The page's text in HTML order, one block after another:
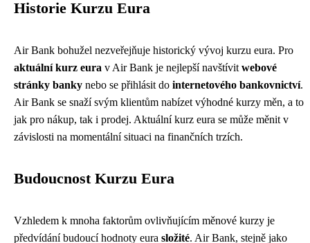
Historie Kurzu Eura
Air Bank bohužel nezveřejňuje historický vývoj kurzu eura. Pro
aktuální kurz eura v Air Bank je nejlepší navštívit webové
stránky banky nebo se přihlásit do internetového bankovnictví.
Air Bank se snaží svým klientům nabízet výhodné kurzy měn, a to
jak pro nákup, tak i prodej. Aktuální kurz eura se může měnit v
závislosti na momentální situaci na finančních trzích.
Budoucnost Kurzu Eura
Vzhledem k mnoha faktorům ovlivňujícím měnové kurzy je
předvídání budoucí hodnoty eura složité. Air Bank, stejně jako